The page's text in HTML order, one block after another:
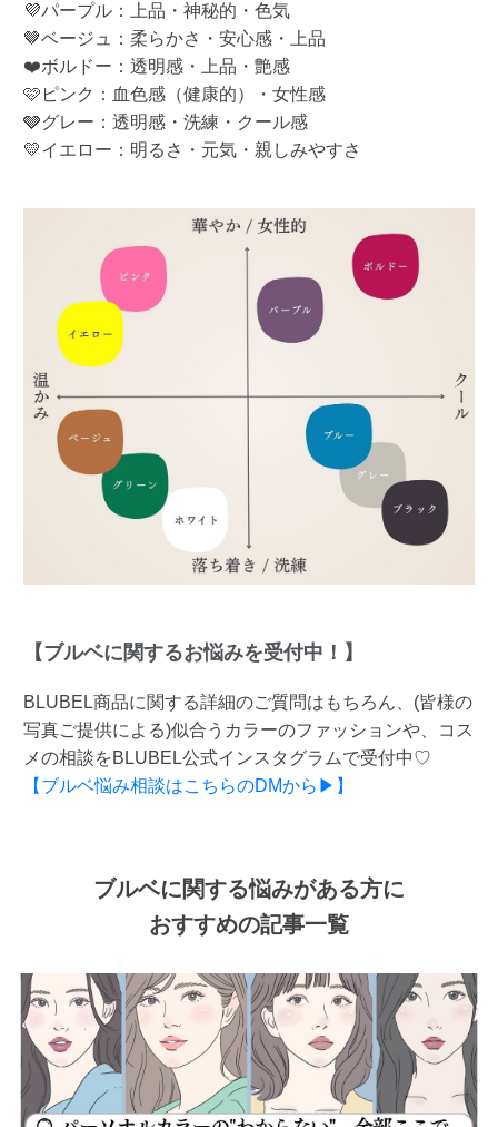
💜パープル：上品・神秘的・色気
🤎ベージュ：柔らかさ・安心感・上品
❤️ボルドー：透明感・上品・艶感
🩷ピンク：血色感（健康的）・女性感
🩶グレー：透明感・洗練・クール感
💛イエロー：明るさ・元気・親しみやすさ
【ブルベに関するお悩みを受付中！】
BLUBEL商品に関する詳細のご質問はもちろん、(皆様の
写真ご提供による)似合うカラーのファッションや、コス
メの相談をBLUBEL公式インスタグラムで受付中♡
【ブルベ悩み相談はこちらのDMから▶】
ブルベに関する悩みがある方に
おすすめの記事一覧